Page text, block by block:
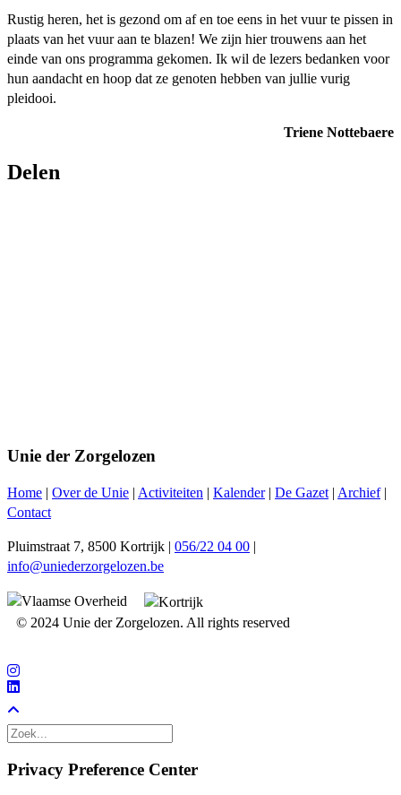
Rustig heren, het is gezond om af en toe eens in het vuur te pis­sen in
plaats van het vuur aan te blazen! We zijn hier trouwens aan het
einde van ons programma gekomen. Ik wil de lezers bedanken voor
hun aandacht en hoop dat ze genoten hebben van jullie vurig
pleidooi.
Triene Nottebaere
Delen
Unie der Zorgelozen
Home | Over de Unie | Activiteiten | Kalender| De Gazet | Archief|
Contact
Pluimstraat 7, 8500 Kortrijk | 056/22 04 00 |
info@uniederzorgelozen.be
© 2024 Unie der Zorgelozen. All rights reserved
Privacy Preference Center